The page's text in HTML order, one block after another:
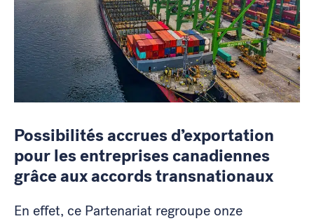
Possibilités accrues d’exportation
pour les entreprises canadiennes
grâce aux accords transnationaux
En effet, ce Partenariat regroupe onze